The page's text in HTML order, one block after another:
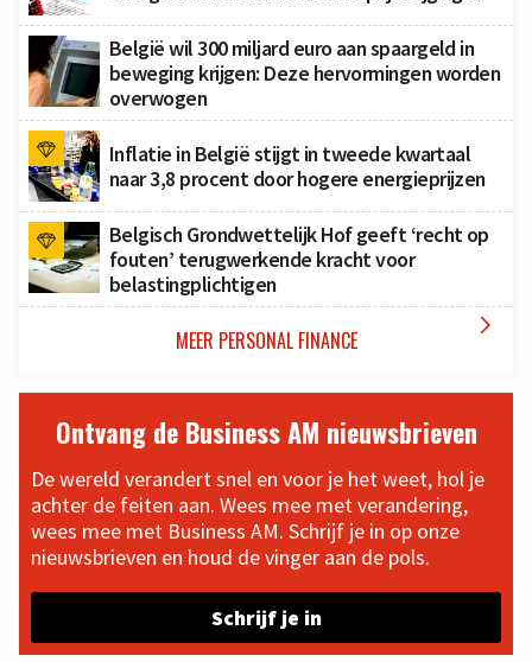
België wil 300 miljard euro aan spaargeld in
beweging krijgen: Deze hervormingen worden
overwogen
Inflatie in België stijgt in tweede kwartaal
naar 3,8 procent door hogere energieprijzen
Belgisch Grondwettelijk Hof geeft ‘recht op
fouten’ terugwerkende kracht voor
belastingplichtigen
MEER PERSONAL FINANCE 
Ontvang de Business AM nieuwsbrieven
De wereld verandert snel en voor je het weet, hol je
achter de feiten aan. Wees mee met verandering,
wees mee met Business AM. Schrijf je in op onze
nieuwsbrieven en houd de vinger aan de pols.
Schrijf je in